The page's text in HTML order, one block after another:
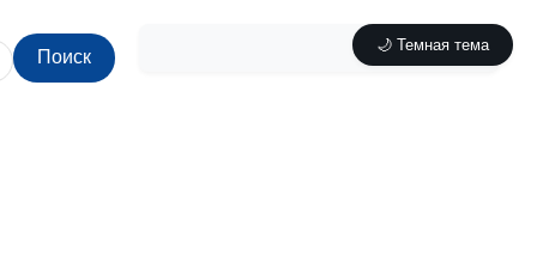
🌙 Темная тема
Поиск